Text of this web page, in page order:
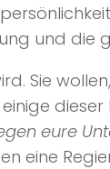
und die
Sie
eure
eine